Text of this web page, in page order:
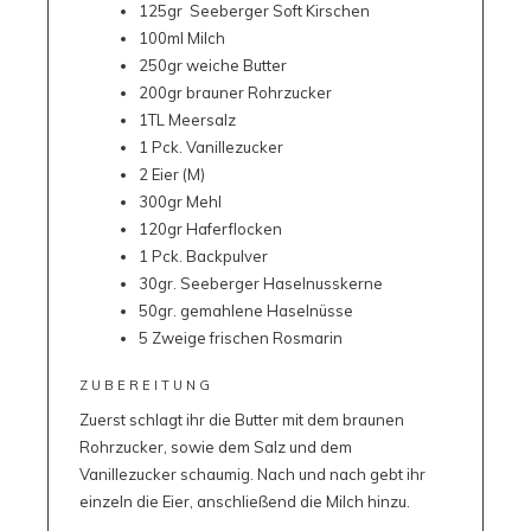
125gr Seeberger Soft Kirschen
100ml Milch
250gr weiche Butter
200gr brauner Rohrzucker
1TL Meersalz
1 Pck. Vanillezucker
2 Eier (M)
300gr Mehl
120gr Haferflocken
1 Pck. Backpulver
30gr. Seeberger Haselnusskerne
50gr. gemahlene Haselnüsse
5 Zweige frischen Rosmarin
ZUBEREITUNG
Zuerst schlagt ihr die Butter mit dem braunen
Rohrzucker, sowie dem Salz und dem
Vanillezucker schaumig. Nach und nach gebt ihr
einzeln die Eier, anschließend die Milch hinzu.